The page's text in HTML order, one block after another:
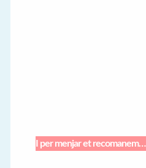
I per menjar et recomanem…